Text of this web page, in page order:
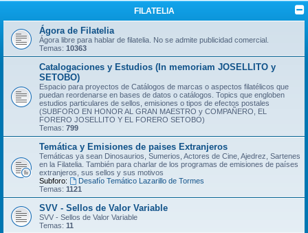
FILATELIA
Ágora de Filatelia
Ágora libre para hablar de filatelia. No se admite publicidad comercial.
Temas: 10363
Catalogaciones y Estudios (In memoriam JOSELLITO y
SETOBO)
Espacio para proyectos de Catálogos de marcas o aspectos filatélicos que
puedan reordenarse en bases de datos o catálogos. Topics que engloben
estudios particulares de sellos, emisiones o tipos de efectos postales
(SUBFORO EN HONOR AL GRAN MAESTRO y COMPAÑERO, EL
FORERO JOSELLITO Y EL FORERO SETOBO)
Temas: 799
Temática y Emisiones de paises Extranjeros
Temáticas ya sean Dinosaurios, Sumerios, Actores de Cine, Ajedrez, Sartenes
en la Filatelia. También para charlar de los programas de emisiones de países
extranjeros, sus sellos y sus motivos
Subforo:
Desafío Temático Lazarillo de Tormes
Temas: 1121
SVV - Sellos de Valor Variable
SVV - Sellos de Valor Variable
Temas: 11